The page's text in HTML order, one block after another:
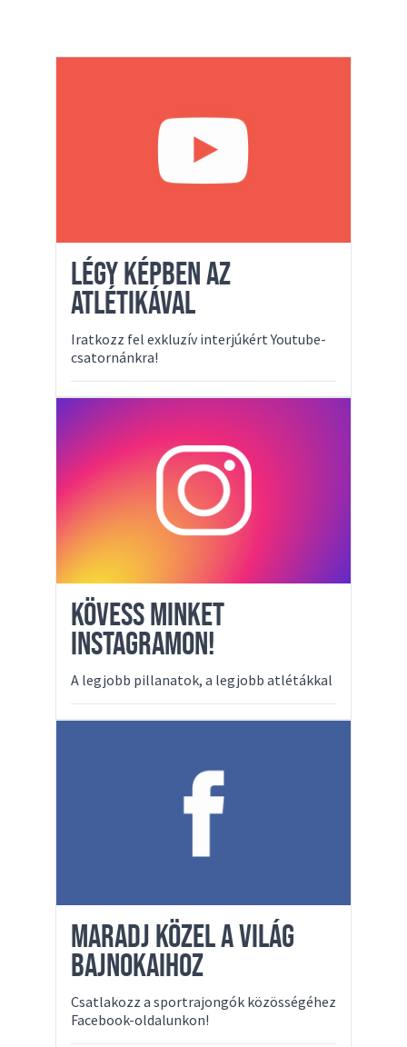
LÉGY KÉPBEN AZ
ATLÉTIKÁVAL
Iratkozz fel exkluzív interjúkért Youtube-
csatornánkra!
KÖVESS MINKET
INSTAGRAMON!
A legjobb pillanatok, a legjobb atlétákkal
MARADJ KÖZEL A VILÁG
BAJNOKAIHOZ
Csatlakozz a sportrajongók közösségéhez
Facebook-oldalunkon!